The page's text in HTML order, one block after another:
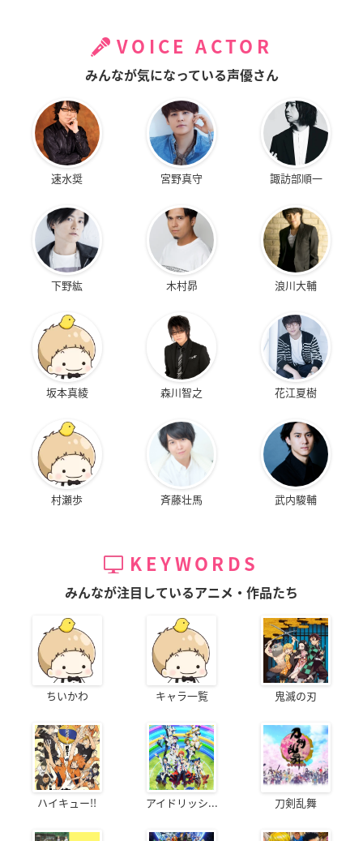
VOICE ACTOR
みんなが気になっている声優さん
速水奨 宮野真守 諏訪部順一
下野紘 木村昴 浪川大輔
坂本真綾 森川智之 花江夏樹
村瀬歩 斉藤壮馬 武内駿輔
KEYWORDS
みんなが注目しているアニメ・作品たち
ちいかわ キャラ一覧 鬼滅の刃
ハイキュー!! アイドリッシ... 刀剣乱舞